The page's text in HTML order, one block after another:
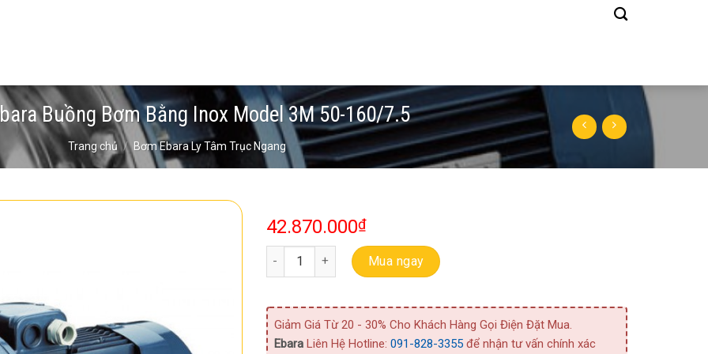
Buồng Bơm Bằng Inox Model 3M 50-160/7.5
Trang chủ / Bơm Ebara Ly Tâm Trục Ngang
42.870.000₫
Bơm Ebara Buồng Bơm Bằng Inox Model 3M 50-160/7.5 số lượng
Mua ngay
Giảm Giá Từ 20 - 30% Cho Khách Hàng Gọi Điện Đặt Mua.
EbaraLiên Hệ Hotline: 091-828-3355để nhận tư vấn chính xác